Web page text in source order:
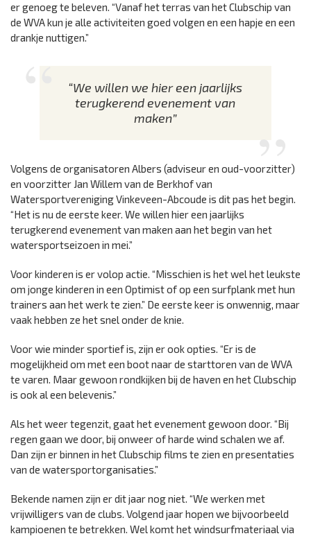
er genoeg te beleven. “Vanaf het terras van het Clubschip van
de WVA kun je alle activiteiten goed volgen en een hapje en een
drankje nuttigen.”
“We willen we hier een jaarlijks
terugkerend evenement van
maken”
Volgens de organisatoren Albers (adviseur en oud-voorzitter)
en voorzitter Jan Willem van de Berkhof van
Watersportvereniging Vinkeveen-Abcoude is dit pas het begin.
“Het is nu de eerste keer. We willen hier een jaarlijks
terugkerend evenement van maken aan het begin van het
watersportseizoen in mei.”
Voor kinderen is er volop actie. “Misschien is het wel het leukste
om jonge kinderen in een Optimist of op een surfplank met hun
trainers aan het werk te zien.” De eerste keer is onwennig, maar
vaak hebben ze het snel onder de knie.
Voor wie minder sportief is, zijn er ook opties. “Er is de
mogelijkheid om met een boot naar de starttoren van de WVA
te varen. Maar gewoon rondkijken bij de haven en het Clubschip
is ook al een belevenis.”
Als het weer tegenzit, gaat het evenement gewoon door. “Bij
regen gaan we door, bij onweer of harde wind schalen we af.
Dan zijn er binnen in het Clubschip films te zien en presentaties
van de watersportorganisaties.”
Bekende namen zijn er dit jaar nog niet. “We werken met
vrijwilligers van de clubs. Volgend jaar hopen we bijvoorbeeld
kampioenen te betrekken. Wel komt het windsurfmateriaal via